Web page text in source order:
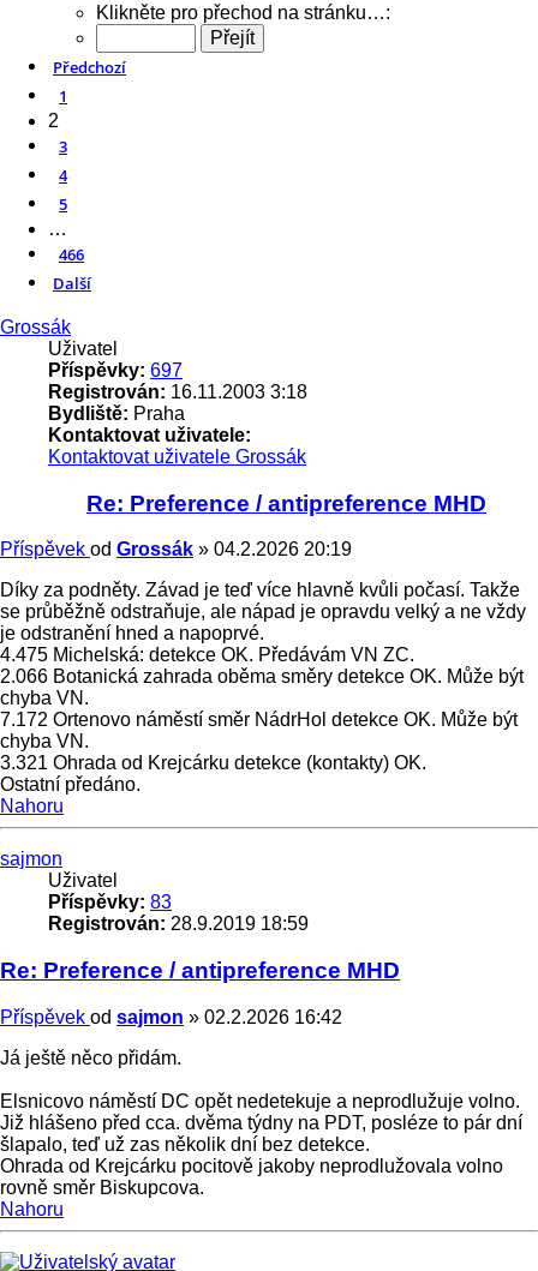
Klikněte pro přechod na stránku…:
Předchozí
1
2
3
4
5
…
466
Další
Grossák
Uživatel
Příspěvky: 697
Registrován: 16.11.2003 3:18
Bydliště: Praha
Kontaktovat uživatele:
Kontaktovat uživatele Grossák
Re: Preference / antipreference MHD
Příspěvek od Grossák » 04.2.2026 20:19
Díky za podněty. Závad je teď více hlavně kvůli počasí. Takže
se průběžně odstraňuje, ale nápad je opravdu velký a ne vždy
je odstranění hned a napoprvé.
4.475 Michelská: detekce OK. Předávám VN ZC.
2.066 Botanická zahrada oběma směry detekce OK. Může být
chyba VN.
7.172 Ortenovo náměstí směr NádrHol detekce OK. Může být
chyba VN.
3.321 Ohrada od Krejcárku detekce (kontakty) OK.
Ostatní předáno.
Nahoru
sajmon
Uživatel
Příspěvky: 83
Registrován: 28.9.2019 18:59
Re: Preference / antipreference MHD
Příspěvek od sajmon » 02.2.2026 16:42
Já ještě něco přidám.
Elsnicovo náměstí DC opět nedetekuje a neprodlužuje volno.
Již hlášeno před cca. dvěma týdny na PDT, posléze to pár dní
šlapalo, teď už zas několik dní bez detekce.
Ohrada od Krejcárku pocitově jakoby neprodlužovala volno
rovně směr Biskupcova.
Nahoru